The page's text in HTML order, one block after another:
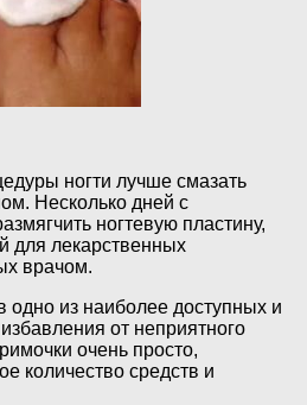
ногти лучше смазать
Несколько дней с
ногтевую пластину,
для лекарственных
врачом.
из наиболее доступных и
от неприятного
очень просто,
количество средств и